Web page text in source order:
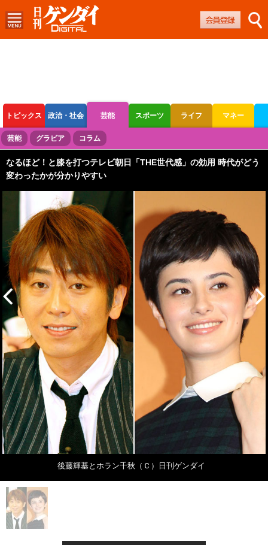
トピックス 政治・社会 芸能 スポーツ ライフ マネー
ボートレース 競輪 オートレース
芸能 グラビア コラム
なるほど！と膝を打つテレビ朝日「THE世代感」の効用 時代がどう
変わったかが分かりやすい
後藤輝基とホラン千秋（Ｃ）日刊ゲンダイ